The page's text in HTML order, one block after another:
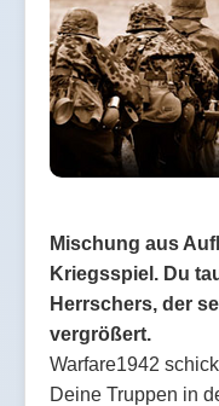
Mischung aus
Kriegsspiel. Du
Herrschers, der
vergrößert.
Warfare1942
Deine Truppen in